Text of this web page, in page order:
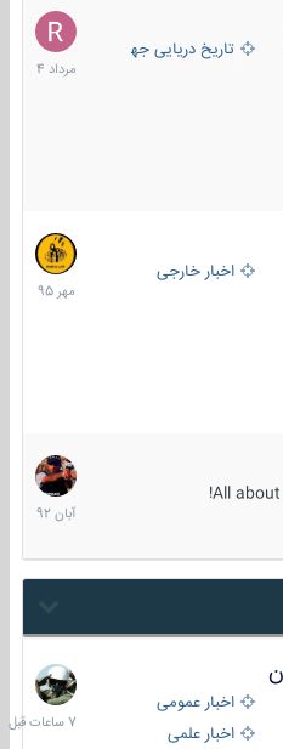
تاریخ دریایی جهان
16
مرداد
1404
اخبار خارجی
27
مهر
1395
All
22
آبان
1392
اخبار عمومی
اخبار علمی
7
ساعات
قبل